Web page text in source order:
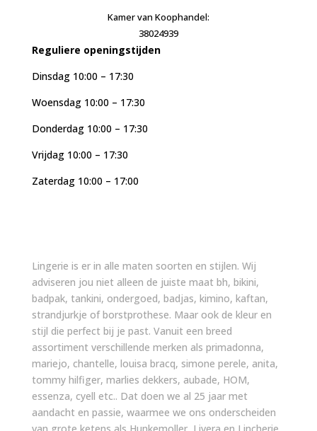
Kamer van Koophandel:
38024939
Reguliere openingstijden
Dinsdag 10:00 – 17:30
Woensdag 10:00 – 17:30
Donderdag 10:00 – 17:30
Vrijdag 10:00 – 17:30
Zaterdag 10:00 – 17:00
Lingerie is er in alle maten soorten en stijlen. Wij
adviseren jou niet alleen de juiste maat bh, bikini,
badpak, tankini, ondergoed, badjas, kimino, kaftan,
strandjurkje of borstprothese. Maar ook de kleur en
stijl die perfect bij je past. Vanuit een breed
assortiment verschillende merken als primadonna,
mariejo, chantelle, louisa bracq, simone perele, anita,
tommy hilfiger, marlies dekkers, aubade, HOM,
essenza, cyell etc.. Dat doen we al 25 jaar met
aandacht en passie, waarmee we ons onderscheiden